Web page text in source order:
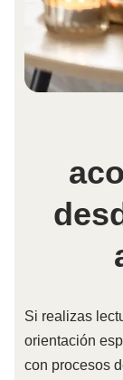
Si realizas
orientación
con procesos